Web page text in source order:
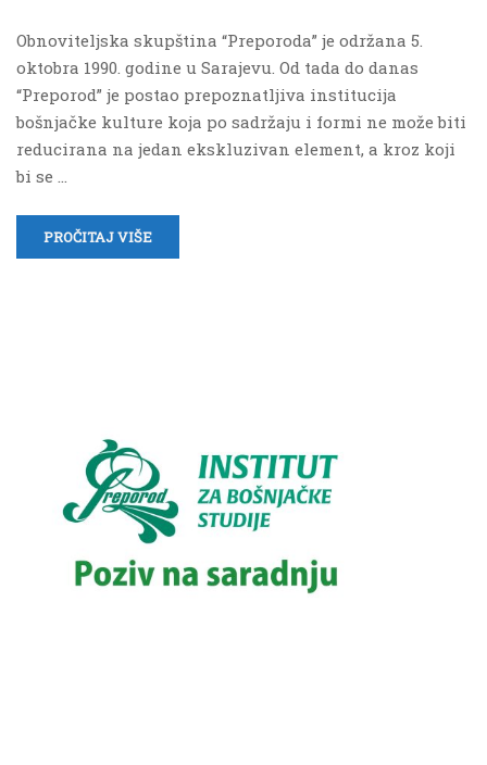
Obnoviteljska skupština “Preporoda” je održana 5.
oktobra 1990. godine u Sarajevu. Od tada do danas
“Preporod” je postao prepoznatljiva institucija
bošnjačke kulture koja po sadržaju i formi ne može biti
reducirana na jedan ekskluzivan element, a kroz koji
bi se …
PROČITAJ VIŠE